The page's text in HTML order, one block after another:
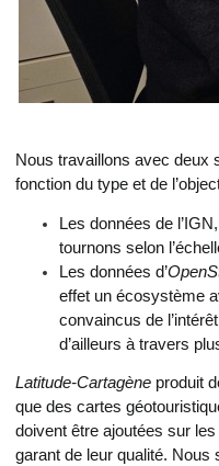
Nous travaillons avec deux
fonction du type et de
Les données de
tournons selon
Les données d’
effet un écosystème
convaincus de
d’ailleurs à travers
Latitude-Cartagène produit
que des cartes
doivent être ajoutées sur
garant de leur qualité.